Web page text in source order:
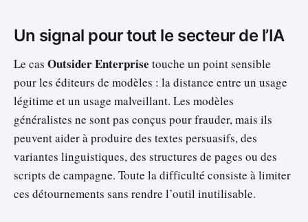
Un signal pour tout le secteur de l’IA
Le cas Outsider Enterprise touche un point sensible
pour les éditeurs de modèles : la distance entre un usage
légitime et un usage malveillant. Les modèles
généralistes ne sont pas conçus pour frauder, mais ils
peuvent aider à produire des textes persuasifs, des
variantes linguistiques, des structures de pages ou des
scripts de campagne. Toute la difficulté consiste à limiter
ces détournements sans rendre l’outil inutilisable.